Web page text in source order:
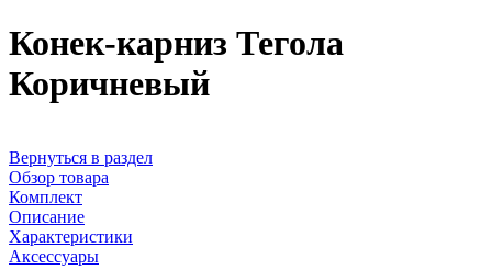
Конек-карниз Тегола
Коричневый
Вернуться в раздел
Обзор товара
Комплект
Описание
Характеристики
Аксессуары